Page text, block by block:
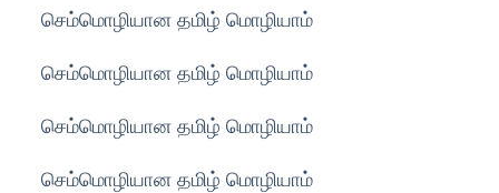
செம்மொழியான தமிழ் மொழியாம்
செம்மொழியான தமிழ் மொழியாம்
செம்மொழியான தமிழ் மொழியாம்
செம்மொழியான தமிழ் மொழியாம்